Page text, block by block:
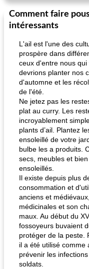
Comment faire
intéressants
L'ail est l'une des
prospère dans
ceux d'entre nous
devrions planter nos
d'automne et les
de l'été.
Ne jetez pas les
plat au curry. Les
incroyablement
plants d’ail. Plantez
ensoleillé de votre
bulbe les a produits.
secs, meubles et
ensoleillés.
Il existe depuis plus
consommation et
anciens et
médicinales et son
maux. Au début du
fossoyeurs buvaient
protéger de la peste.
il a été utilisé comme
prévenir les
soldats.